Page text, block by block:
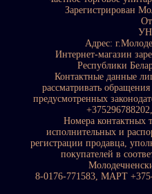
Зарегистрирован
Адрес:
Интернет-магазин
Республики
Контактные данные
рассматривать
предусмотренных
Номера контактных
исполнительных и
регистрации продавца,
покупателей в
8-0176-771583, МАРТ